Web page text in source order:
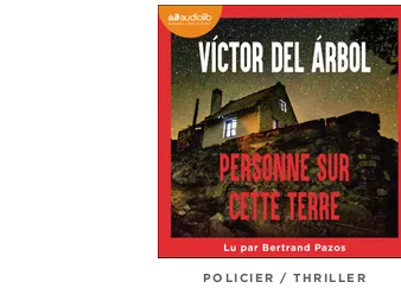
POLICIER / THRILLER